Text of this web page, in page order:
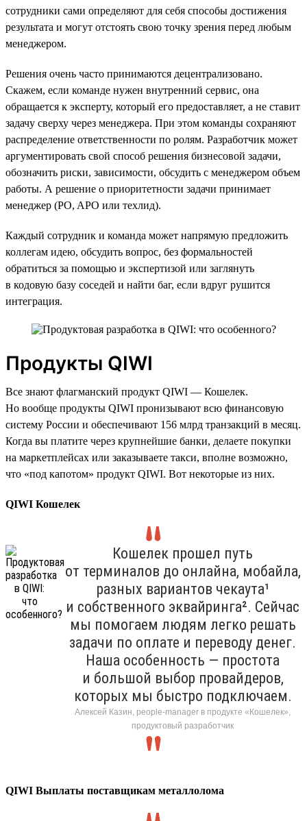
сотрудники сами определяют для себя способы достижения
результата и могут отстоять свою точку зрения перед любым
менеджером.
Решения очень часто принимаются децентрализовано.
Скажем, если команде нужен внутренний сервис, она
обращается к эксперту, который его предоставляет, а не ставит
задачу сверху через менеджера. При этом команды сохраняют
распределение ответственности по ролям. Разработчик может
аргументировать свой способ решения бизнесовой задачи,
обозначить риски, зависимости, обсудить с менеджером объем
работы. А решение о приоритетности задачи принимает
менеджер (PO, APO или техлид).
Каждый сотрудник и команда может напрямую предложить
коллегам идею, обсудить вопрос, без формальностей
обратиться за помощью и экспертизой или заглянуть
в кодовую базу соседей и найти баг, если вдруг рушится
интеграция.
Продукты QIWI
Все знают флагманский продукт QIWI — Кошелек.
Но вообще продукты QIWI пронизывают всю финансовую
систему России и обеспечивают 156 млрд транзакций в месяц.
Когда вы платите через крупнейшие банки, делаете покупки
на маркетплейсах или заказываете такси, вполне возможно,
что «под капотом» продукт QIWI. Вот некоторые из них.
QIWI Кошелек
Кошелек прошел путь
от терминалов до онлайна, мобайла,
разных вариантов чекаута¹
и собственного эквайринга². Сейчас
мы помогаем людям легко решать
задачи по оплате и переводу денег.
Наша особенность — простота
и большой выбор провайдеров,
которых мы быстро подключаем.
Алексей Казин, people-manager в продукте «Кошелек»,
продуктовый разработчик
QIWI Выплаты поставщикам металлолома